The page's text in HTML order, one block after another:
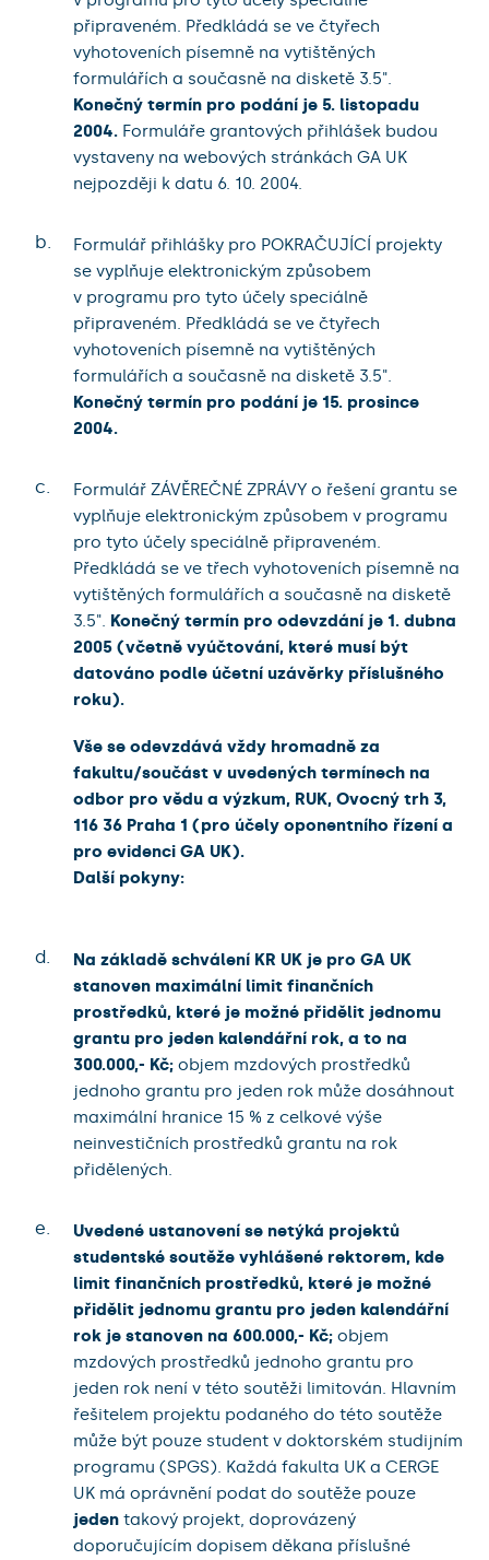
připraveném. Předkládá se ve čtyřech
vyhotoveních písemně na vytištěných
formulářích a současně na disketě 3.5".
Konečný termín pro podání je 5. listopadu
2004. Formuláře grantových přihlášek budou
vystaveny na webových stránkách GA UK
nejpozději k datu 6. 10. 2004.
b.
Formulář přihlášky pro POKRAČUJÍCÍ projekty
se vyplňuje elektronickým způsobem
v programu pro tyto účely speciálně
připraveném. Předkládá se ve čtyřech
vyhotoveních písemně na vytištěných
formulářích a současně na disketě 3.5".
Konečný termín pro podání je 15. prosince
2004.
c.
Formulář ZÁVĚREČNÉ ZPRÁVY o řešení grantu se
vyplňuje elektronickým způsobem v programu
pro tyto účely speciálně připraveném.
Předkládá se ve třech vyhotoveních písemně na
vytištěných formulářích a současně na disketě
3.5". Konečný termín pro odevzdání je 1. dubna
2005 (včetně vyúčtování, které musí být
datováno podle účetní uzávěrky příslušného
roku).
Vše se odevzdává vždy hromadně za
fakultu/součást v uvedených termínech na
odbor pro vědu a výzkum, RUK, Ovocný trh 3,
116 36 Praha 1 (pro účely oponentního řízení a
pro evidenci GA UK).
Další pokyny:
d.
Na základě schválení KR UK je pro GA UK
stanoven maximální limit finančních
prostředků, které je možné přidělit jednomu
grantu pro jeden kalendářní rok, a to na
300.000,- Kč; objem mzdových prostředků
jednoho grantu pro jeden rok může dosáhnout
maximální hranice 15 % z celkové výše
neinvestičních prostředků grantu na rok
přidělených.
e.
Uvedené ustanovení se netýká projektů
studentské soutěže vyhlášené rektorem, kde
limit finančních prostředků, které je možné
přidělit jednomu grantu pro jeden kalendářní
rok je stanoven na 600.000,- Kč; objem
mzdových prostředků jednoho grantu pro
jeden rok není v této soutěži limitován. Hlavním
řešitelem projektu podaného do této soutěže
může být pouze student v doktorském studijním
programu (SPGS). Každá fakulta UK a CERGE
UK má oprávnění podat do soutěže pouze
jeden takový projekt, doprovázený
doporučujícím dopisem děkana příslušné